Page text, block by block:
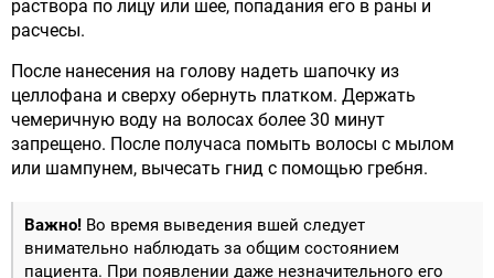
раствора по лицу или шее, попадания его в раны и
расчесы.
После нанесения на голову надеть шапочку из
целлофана и сверху обернуть платком. Держать
чемеричную воду на волосах более 30 минут
запрещено. После получаса помыть волосы с мылом
или шампунем, вычесать гнид с помощью гребня.
Важно! Во время выведения вшей следует
внимательно наблюдать за общим состоянием
пациента. При появлении даже незначительного его